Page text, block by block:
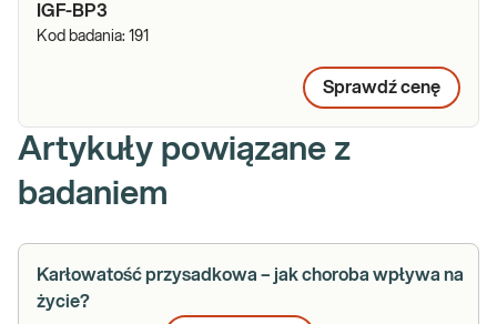
IGF-BP3
Kod badania: 191
Sprawdź cenę
Artykuły powiązane z
badaniem
Karłowatość przysadkowa – jak choroba wpływa na
życie?